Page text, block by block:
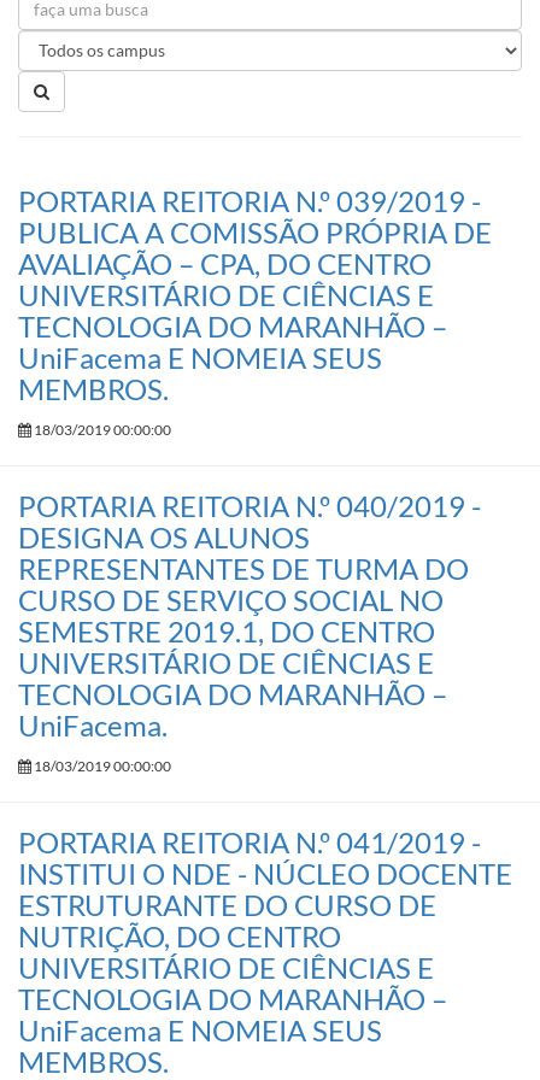
PORTARIA REITORIA N.º 039/2019 -
PUBLICA A COMISSÃO PRÓPRIA DE
AVALIAÇÃO – CPA, DO CENTRO
UNIVERSITÁRIO DE CIÊNCIAS E
TECNOLOGIA DO MARANHÃO –
UniFacema E NOMEIA SEUS
MEMBROS.
18/03/2019 00:00:00
PORTARIA REITORIA N.º 040/2019 -
DESIGNA OS ALUNOS
REPRESENTANTES DE TURMA DO
CURSO DE SERVIÇO SOCIAL NO
SEMESTRE 2019.1, DO CENTRO
UNIVERSITÁRIO DE CIÊNCIAS E
TECNOLOGIA DO MARANHÃO –
UniFacema.
18/03/2019 00:00:00
PORTARIA REITORIA N.º 041/2019 -
INSTITUI O NDE - NÚCLEO DOCENTE
ESTRUTURANTE DO CURSO DE
NUTRIÇÃO, DO CENTRO
UNIVERSITÁRIO DE CIÊNCIAS E
TECNOLOGIA DO MARANHÃO –
UniFacema E NOMEIA SEUS
MEMBROS.